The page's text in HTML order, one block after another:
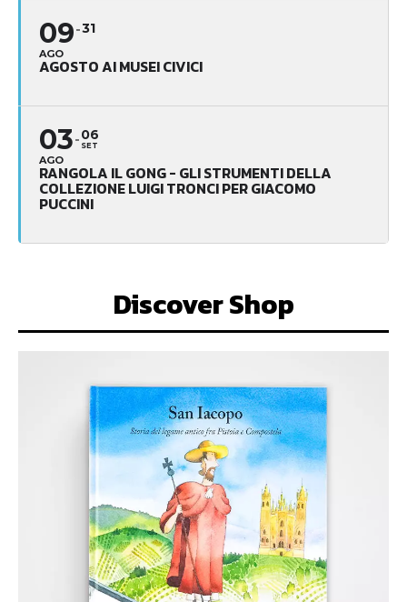
09
AGO
31
AGOSTO AI MUSEI CIVICI
03
AGO
06
SET
RANGOLA IL GONG - GLI STRUMENTI DELLA
COLLEZIONE LUIGI TRONCI PER GIACOMO
PUCCINI
Discover Shop